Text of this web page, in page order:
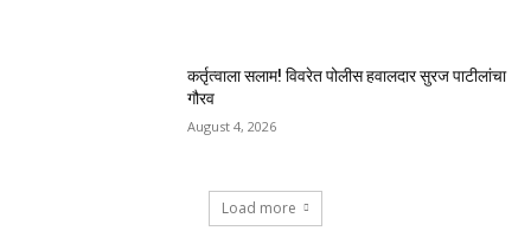
कर्तृत्वाला सलाम! विवरेत पोलीस हवालदार सुरज पाटीलांचा
गौरव
August 4, 2026
Load more